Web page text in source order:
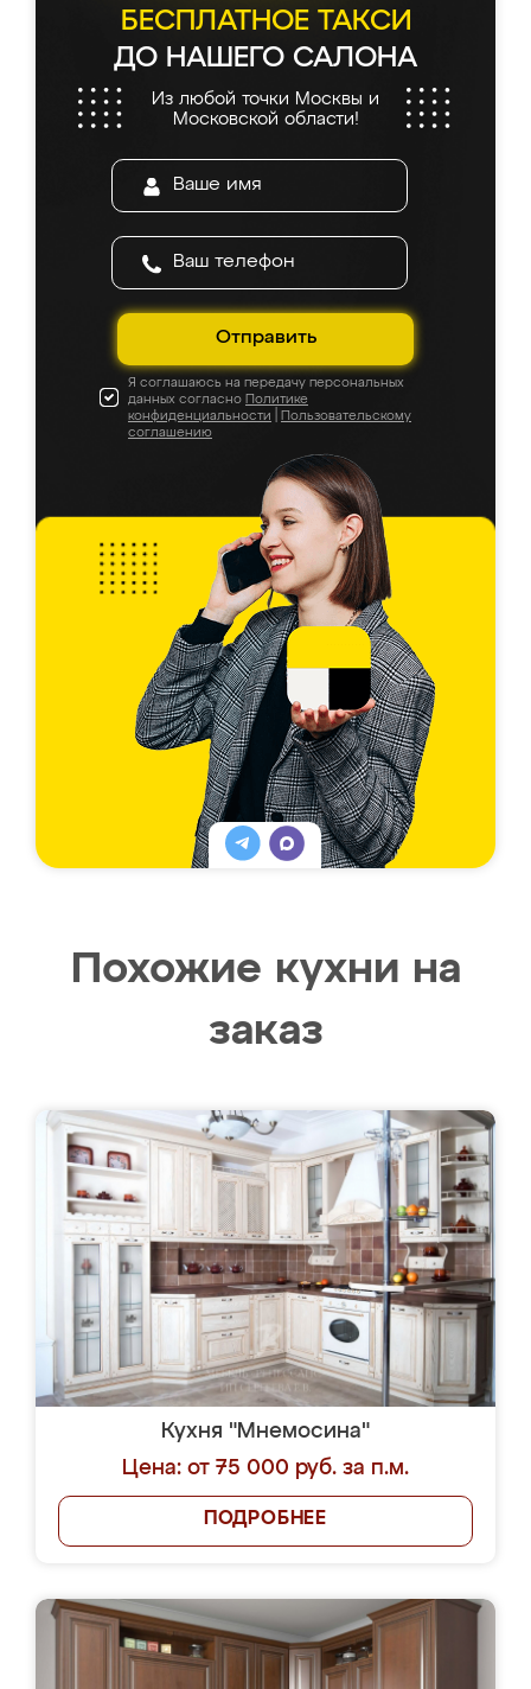
БЕСПЛАТНОЕ ТАКСИ
ДО НАШЕГО САЛОНА
Из любой точки Москвы и
Московской области!
Отправить
Я соглашаюсь на передачу персональных
данных согласно Политике
конфиденциальности
Пользовательскому
соглашению
Похожие кухни на
заказ
Кухня "Мнемосина"
Цена: от 75 000 руб. за п.м.
ПОДРОБНЕЕ